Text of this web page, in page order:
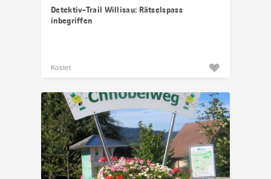
Detektiv-Trail Willisau: Rätselspass
inbegriffen
Kostet